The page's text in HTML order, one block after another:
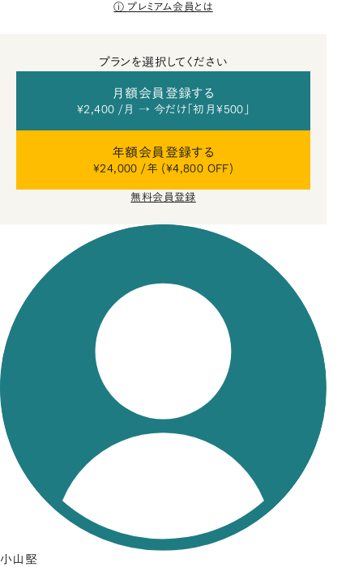
プレミアム会員とは
プランを選択してください
月額会員登録する
¥2,400 /月 → 今だけ「初月¥500」
年額会員登録する
¥24,000 /年 (¥4,800 OFF)
無料会員登録
小山堅